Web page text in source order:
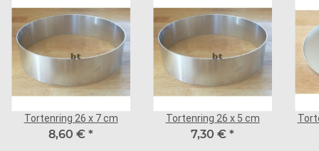
Tortenring 26 x 7 cm
8,60 € *
Tortenring 26 x 5 cm
7,30 € *